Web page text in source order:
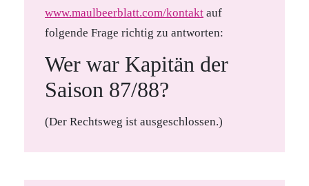
www.maulbeerblatt.com/kontakt auf
folgende Frage richtig zu antworten:
Wer war Kapitän der
Saison 87/88?
(Der Rechtsweg ist ausgeschlossen.)